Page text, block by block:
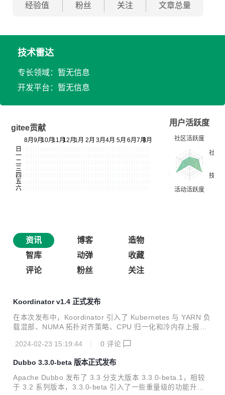
经验值 粉丝 关注 文章总量
技术雷达
专长领域：暂无信息
开发平台：暂无信息
gitee贡献
用户活跃度
资讯 博客
造物
智库
动弹
收藏
评论
粉丝 关注
Koordinator v1.4 正式发布
在本次发布中，Koordinator 引入了 Kubernetes 与 YARN 负
载混部、NUMA 拓扑对齐策略、CPU 归一化和冷内存上报等
的 QoS 管理、重调度防护策略等领域的功能。这些新增和改
于复杂和多样化的应用场景。
2024-02-23 15:19:44 0 评论
Dubbo 3.3.0-beta 版本正式发布
Apache Dubbo 发布了 3.3 分支大版本 3.3.0-beta.1，相较
于 3.2 系列版本，3.3.0-beta 引入了一些重量级的功能升